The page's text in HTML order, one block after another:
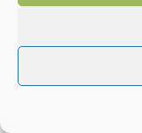
de nature
l’existant